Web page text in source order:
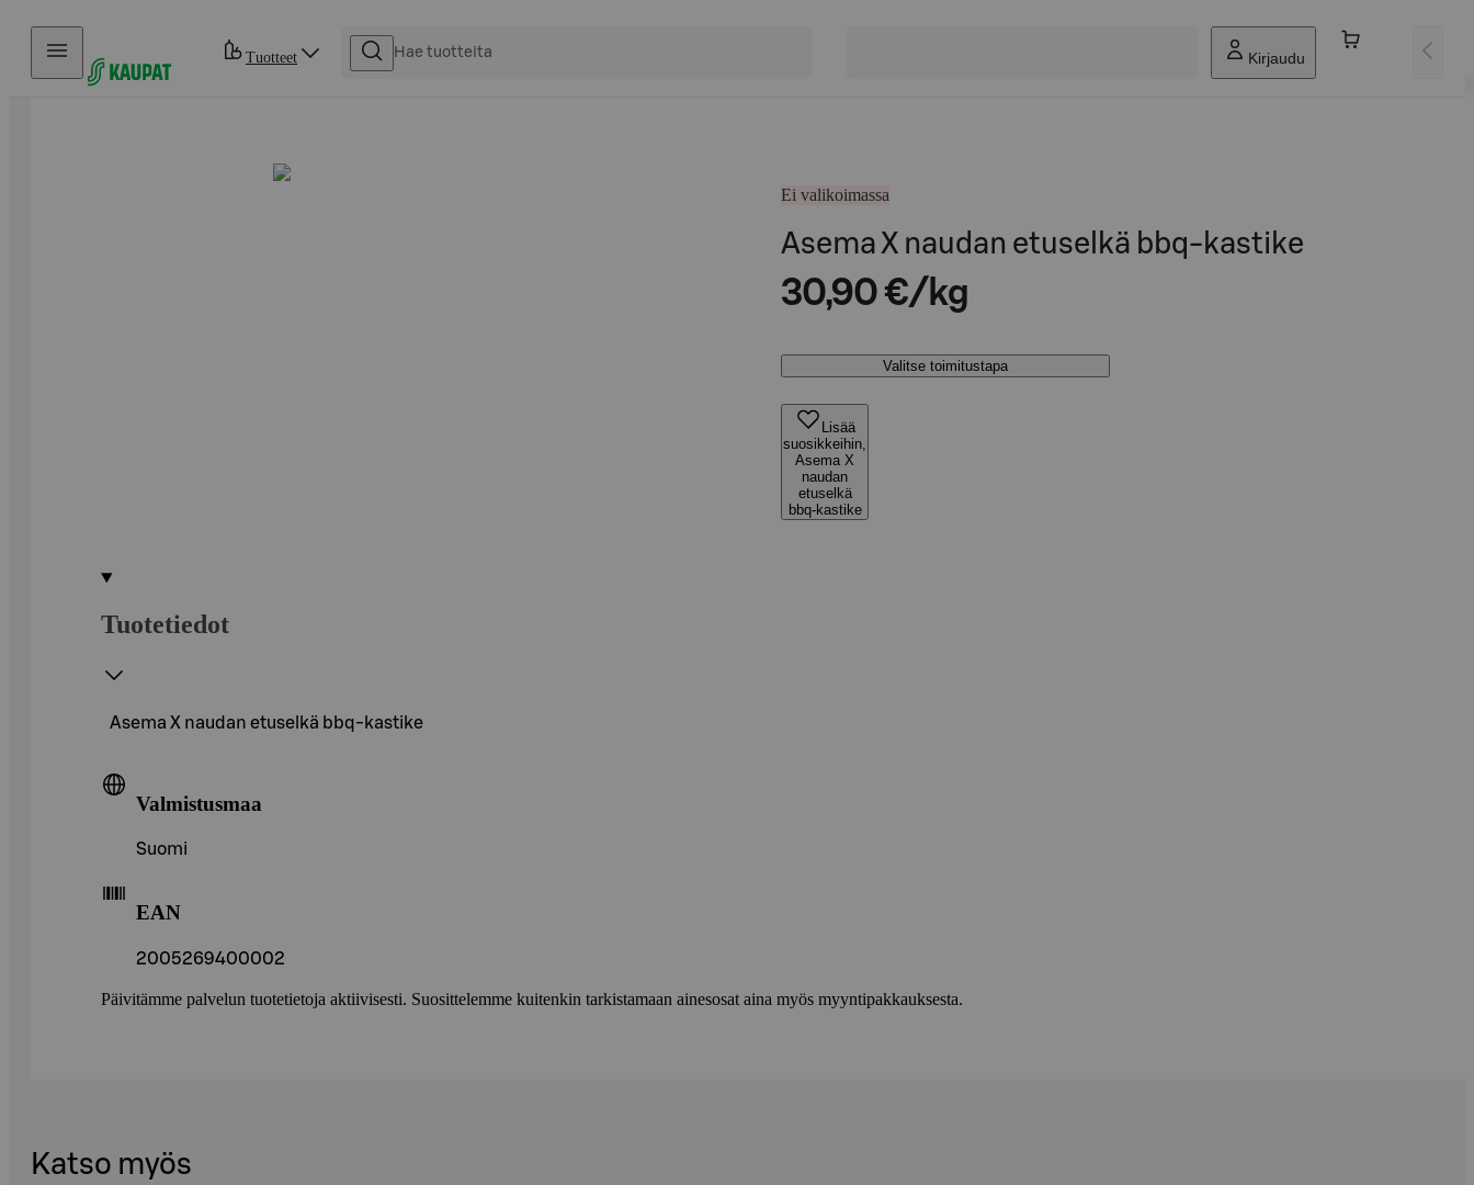
Hyppää sisältöön
Tuotteet Kirjaudu
Ei valikoimassa
Asema X naudan etuselkä bbq-kastike
30,90 €/kg
Valitse toimitustapa
Lisää
suosikkeihin,
Asema X
naudan
etuselkä
bbq-kastike
Tuotetiedot
Asema X naudan etuselkä bbq-kastike
Valmistusmaa
Suomi
EAN
2005269400002
Päivitämme palvelun tuotetietoja aktiivisesti. Suosittelemme kuitenkin tarkistamaan ainesosat aina myös myyntipakkauksesta.
Katso myös